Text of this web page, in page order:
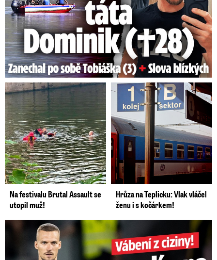
Na festivalu Brutal Assault se
utopil muž!
Hrůza na Teplicku: Vlak vláčel
ženu i s kočárkem!
Vábení z ciziny! Haraslín na odchodu ze Sparty?